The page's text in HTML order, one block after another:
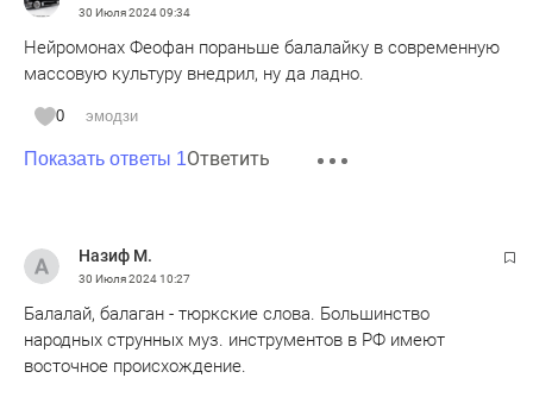
30 Июля 202409:34
Нейромонах Феофан пораньше балалайку в современную
массовую культуру внедрил, ну да ладно.
0 эмодзи
Показать ответы 1Ответить
Назиф М.
30 Июля 202410:27
Балалай, балаган - тюркские слова. Большинство
народных струнных муз. инструментов в РФ имеют
восточное происхождение.